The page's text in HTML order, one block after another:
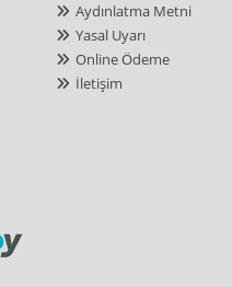
Aydınlatma Metni
Yasal Uyarı
Online Ödeme
İletişim